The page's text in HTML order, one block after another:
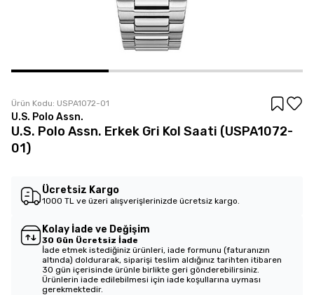
Ürün Kodu: USPA1072-01
U.S. Polo Assn.
U.S. Polo Assn. Erkek Gri Kol Saati (USPA1072-
01)
Ücretsiz Kargo
1000 TL ve üzeri alışverişlerinizde ücretsiz kargo.
Kolay İade ve Değişim
30 Gün Ücretsiz İade
İade etmek istediğiniz ürünleri, iade formunu (faturanızın
altında) doldurarak, siparişi teslim aldığınız tarihten itibaren
30 gün içerisinde ürünle birlikte geri gönderebilirsiniz.
Ürünlerin iade edilebilmesi için iade koşullarına uyması
gerekmektedir.